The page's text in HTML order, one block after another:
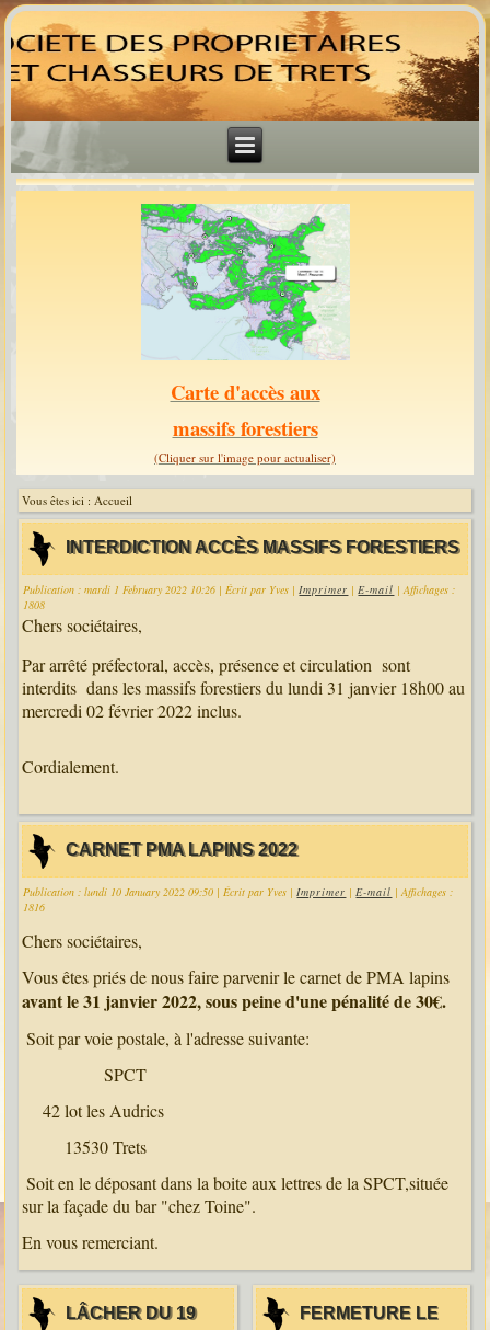
Carte d'accès aux
massifs forestiers
(Cliquer sur l'image pour actualiser)
Vous êtes ici : Accueil
INTERDICTION ACCÈS MASSIFS FORESTIERS
Publication : mardi 1 February 2022 10:26 | Écrit par Yves |Imprimer | E-mail | Affichages :
1808
Chers sociétaires,
Par arrêté préfectoral, accès, présence et circulation sont
interdits dans les massifs forestiers du lundi 31 janvier 18h00 au
mercredi 02 février 2022 inclus.
Cordialement.
CARNET PMA LAPINS 2022
Publication : lundi 10 January 2022 09:50 | Écrit par Yves |Imprimer | E-mail | Affichages :
1816
Chers sociétaires,
Vous êtes priés de nous faire parvenir le carnet de PMA lapins
avant le 31 janvier 2022, sous peine d'une pénalité de 30€.
Soit par voie postale, à l'adresse suivante:
SPCT
42 lot les Audrics
13530 Trets
Soit en le déposant dans la boite aux lettres de la SPCT,située
sur la façade du bar "chez Toine".
En vous remerciant.
LÂCHER DU 19
FERMETURE LE